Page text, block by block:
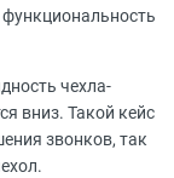
чехла-
вниз. Такой кейс
звонков, так